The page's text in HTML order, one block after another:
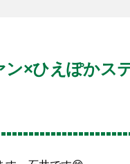
×ひえぽかス